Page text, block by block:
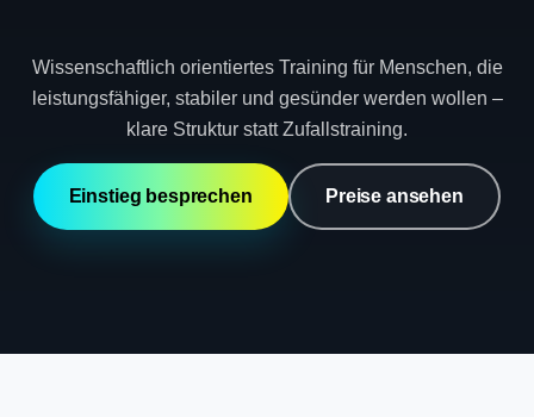
Wissenschaftlich orientiertes Training für Menschen, die
leistungsfähiger, stabiler und gesünder werden wollen –
klare Struktur statt Zufallstraining.
Einstieg besprechen Preise ansehen